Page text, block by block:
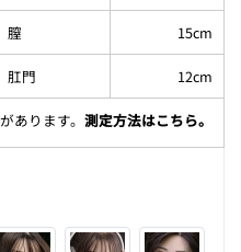
膣 15cm
肛門 12cm
ります。 測定方法はこちら。